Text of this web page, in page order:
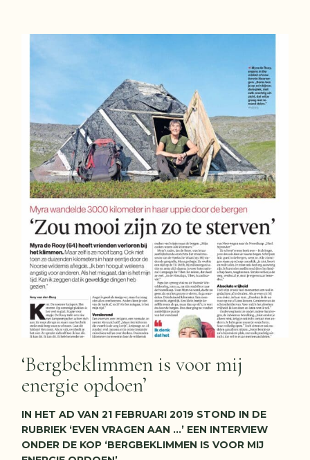
‘Bergbeklimmen is voor mij
energie opdoen’
IN HET AD VAN 21 FEBRUARI 2019 STOND IN DE
RUBRIEK ‘EVEN VRAGEN AAN …’ EEN INTERVIEW
ONDER DE KOP ‘BERGBEKLIMMEN IS VOOR MIJ